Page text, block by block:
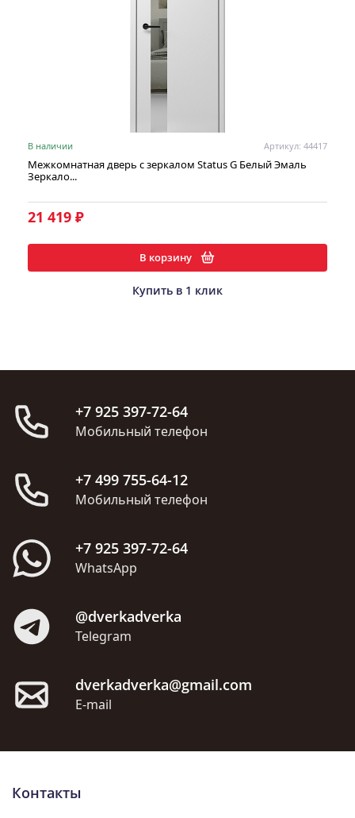
В наличии Артикул: 44417
Межкомнатная дверь с зеркалом Status G Белый Эмаль
Зеркало...
21 419 ₽
В корзину
Купить в 1 клик
+7 925 397-72-64
Мобильный телефон
+7 499 755-64-12
Мобильный телефон
+7 925 397-72-64
WhatsApp
@dverkadverka
Telegram
dverkadverka@gmail.com
E-mail
Контакты